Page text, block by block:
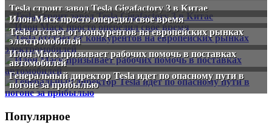
Tesla строит завод Tesla Gigafactory 3 в Китае
Илон Маск просто опередил свое время
Tesla отстает от конкурентов на европейских рынках
электромобилей
Илон Маск призывает рабочих помочь в поставках
автомобилей
Генеральный директор Tesla идет по опасному пути в
погоне за прибылью
Популярное